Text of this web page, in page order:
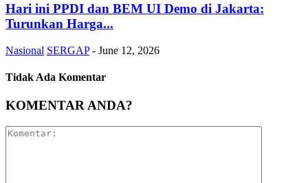
Hari ini PPDI dan BEM UI Demo di Jakarta:
Turunkan Harga...
Nasional SERGAP - June 12, 2026
Tidak Ada Komentar
KOMENTAR ANDA?